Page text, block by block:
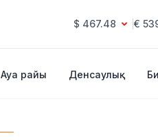
$ 467.48 €
Ауа райы Денсаулық